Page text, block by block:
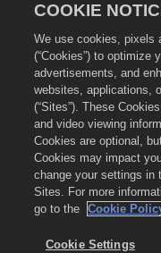
2026Social Point S.L. Dragon
商標です。 無断複写・複製・
います。オファーはDragon
は地
COOKIE
We use cookies, pixels
(“Cookies”) to optimize
advertisements, and
websites, applications,
(“Sites”). These
and video viewing
Cookies are optional,
Cookies may impact
change your settings in
Sites. For more
go to the
Cookie
Cookie Settings